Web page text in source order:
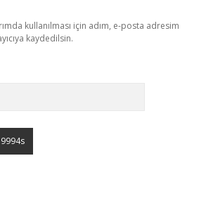
kullanılması için adım, e-posta adresim
kaydedilsin.